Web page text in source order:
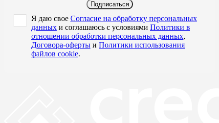
Подписаться
Я даю свое Согласие на обработку персональных
данных и соглашаюсь с условиями Политики в
отношении обработки персональных данных,
Договора-оферты и Политики использования
файлов cookie.